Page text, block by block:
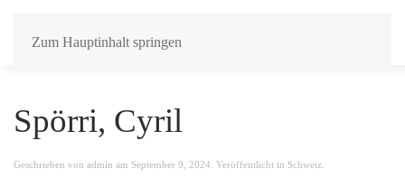
Zum Hauptinhalt springen
Spörri, Cyril
Geschrieben von admin am September 9, 2024. Veröffentlicht in Schweiz.